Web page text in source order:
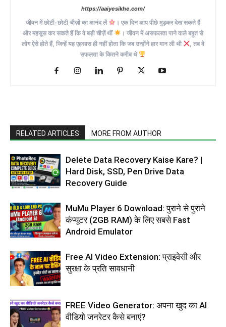
https://aaiyesikhe.com/
जीवन में छोटी-छोटी चीज़ों का आनंद लें
। एक दिन आप पीछे मुड़कर देख सकते हैं
और महसूस कर सकते हैं कि वे बड़ी चीज़ें थीं
। जीवन में असफलता पाने वाले बहुत से
लोग ऐसे होते हैं, जिन्हें यह एहसास ही नहीं होता कि जब उन्होंने हार मान ली थी
, तब वे
सफलता के कितने करीब थे
RELATED ARTICLES MORE FROM AUTHOR
Delete Data Recovery Kaise Kare? |
Hard Disk, SSD, Pen Drive Data
Recovery Guide
MuMu Player 6 Download: पुराने से पुराने
कंप्यूटर (2GB RAM) के लिए सबसे Fast
Android Emulator
Free AI Video Extension: प्राइवेसी और
सुरक्षा के प्रति सावधानी
FREE Video Generator: अपना खुद का AI
वीडियो जनरेटर कैसे बनाएं?